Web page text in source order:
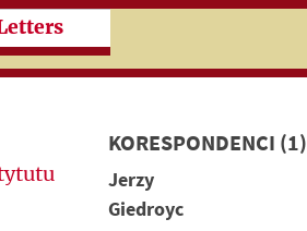
do treści zasadniczej
Letters
KORESPONDENCI (1)
Jerzy
Giedroyc